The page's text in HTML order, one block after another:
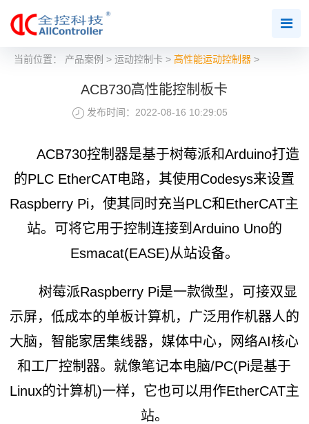
当前位置： 产品案例 > 运动控制卡> 高性能运动控制器>
ACB730高性能控制板卡
发布时间：2022-08-16 10:29:05
ACB730控制器是基于树莓派和Arduino打造
的PLC EtherCAT电路，其使用Codesys来设置
Raspberry Pi，使其同时充当PLC和EtherCAT主
站。可将它用于控制连接到Arduino Uno的
Esmacat(EASE)从站设备。
树莓派Raspberry Pi是一款微型，可接双显
示屏，低成本的单板计算机，广泛用作机器人的
大脑，智能家居集线器，媒体中心，网络AI核心
和工厂控制器。就像笔记本电脑/PC(Pi是基于
Linux的计算机)一样，它也可以用作EtherCAT主
站。